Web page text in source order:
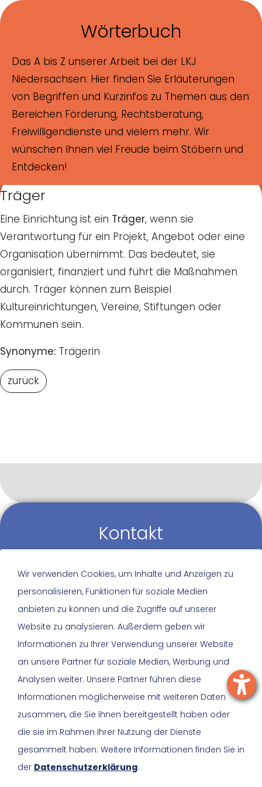
Skip to main content
Skip to page footer
Wörterbuch
Das A bis Z unserer Arbeit bei der LKJ
Niedersachsen: Hier finden Sie Erläuterungen
von Begriffen und Kurzinfos zu Themen aus den
Bereichen Förderung, Rechtsberatung,
Freiwilligendienste und vielem mehr. Wir
wünschen Ihnen viel Freude beim Stöbern und
Entdecken!
Träger
Eine Einrichtung ist ein Träger, wenn sie
Verantwortung für ein Projekt, Angebot oder eine
Organisation übernimmt. Das bedeutet, sie
organisiert, finanziert und führt die Maßnahmen
durch. Träger können zum Beispiel
Kultureinrichtungen, Vereine, Stiftungen oder
Kommunen sein.
Synonyme: Trägerin
zurück
Kontakt
Nehmen Sie Kontakt zu uns auf. Wir freuen uns,
von Ihnen zu hören und helfen gerne weiter!
0511 600 605 50
info@lkjnds.de
Sitemap
Wir verwenden Cookies, um Inhalte und Anzeigen zu
personalisieren, Funktionen für soziale Medien
anbieten zu können und die Zugriffe auf unserer
Website zu analysieren. Außerdem geben wir
Informationen zu Ihrer Verwendung unserer Website
an unsere Partner für soziale Medien, Werbung und
Analysen weiter. Unsere Partner führen diese
Informationen möglicherweise mit weiteren Daten
zusammen, die Sie ihnen bereitgestellt haben oder
die sie im Rahmen Ihrer Nutzung der Dienste
gesammelt haben. Weitere Informationen finden Sie in
der Datenschutzerklärung.